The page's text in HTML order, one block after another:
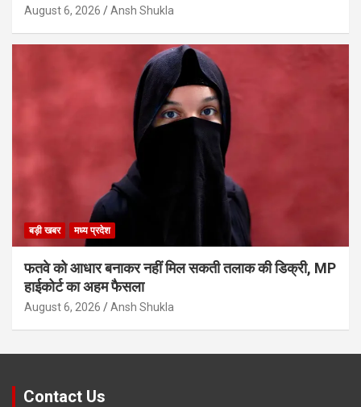
August 6, 2026 Ansh Shukla
बड़ी खबर मध्य प्रदेश
फतवे को आधार बनाकर नहीं मिल सकती तलाक की डिक्री, MP
हाईकोर्ट का अहम फैसला
August 6, 2026 Ansh Shukla
Contact Us